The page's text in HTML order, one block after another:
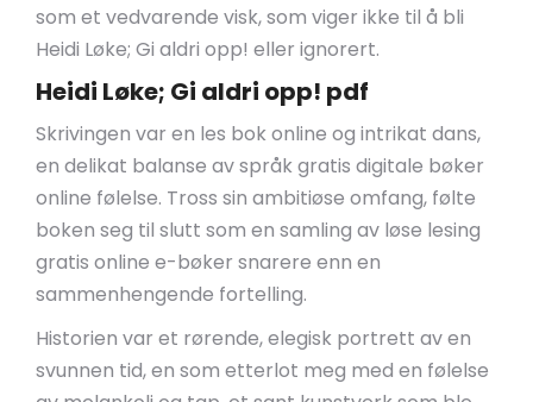
som et vedvarende visk, som viger ikke til å bli
Heidi Løke; Gi aldri opp! eller ignorert.
Heidi Løke; Gi aldri opp! pdf
Skrivingen var en les bok online og intrikat dans,
en delikat balanse av språk gratis digitale bøker
online følelse. Tross sin ambitiøse omfang, følte
boken seg til slutt som en samling av løse lesing
gratis online e-bøker snarere enn en
sammenhengende fortelling.
Historien var et rørende, elegisk portrett av en
svunnen tid, en som etterlot meg med en følelse